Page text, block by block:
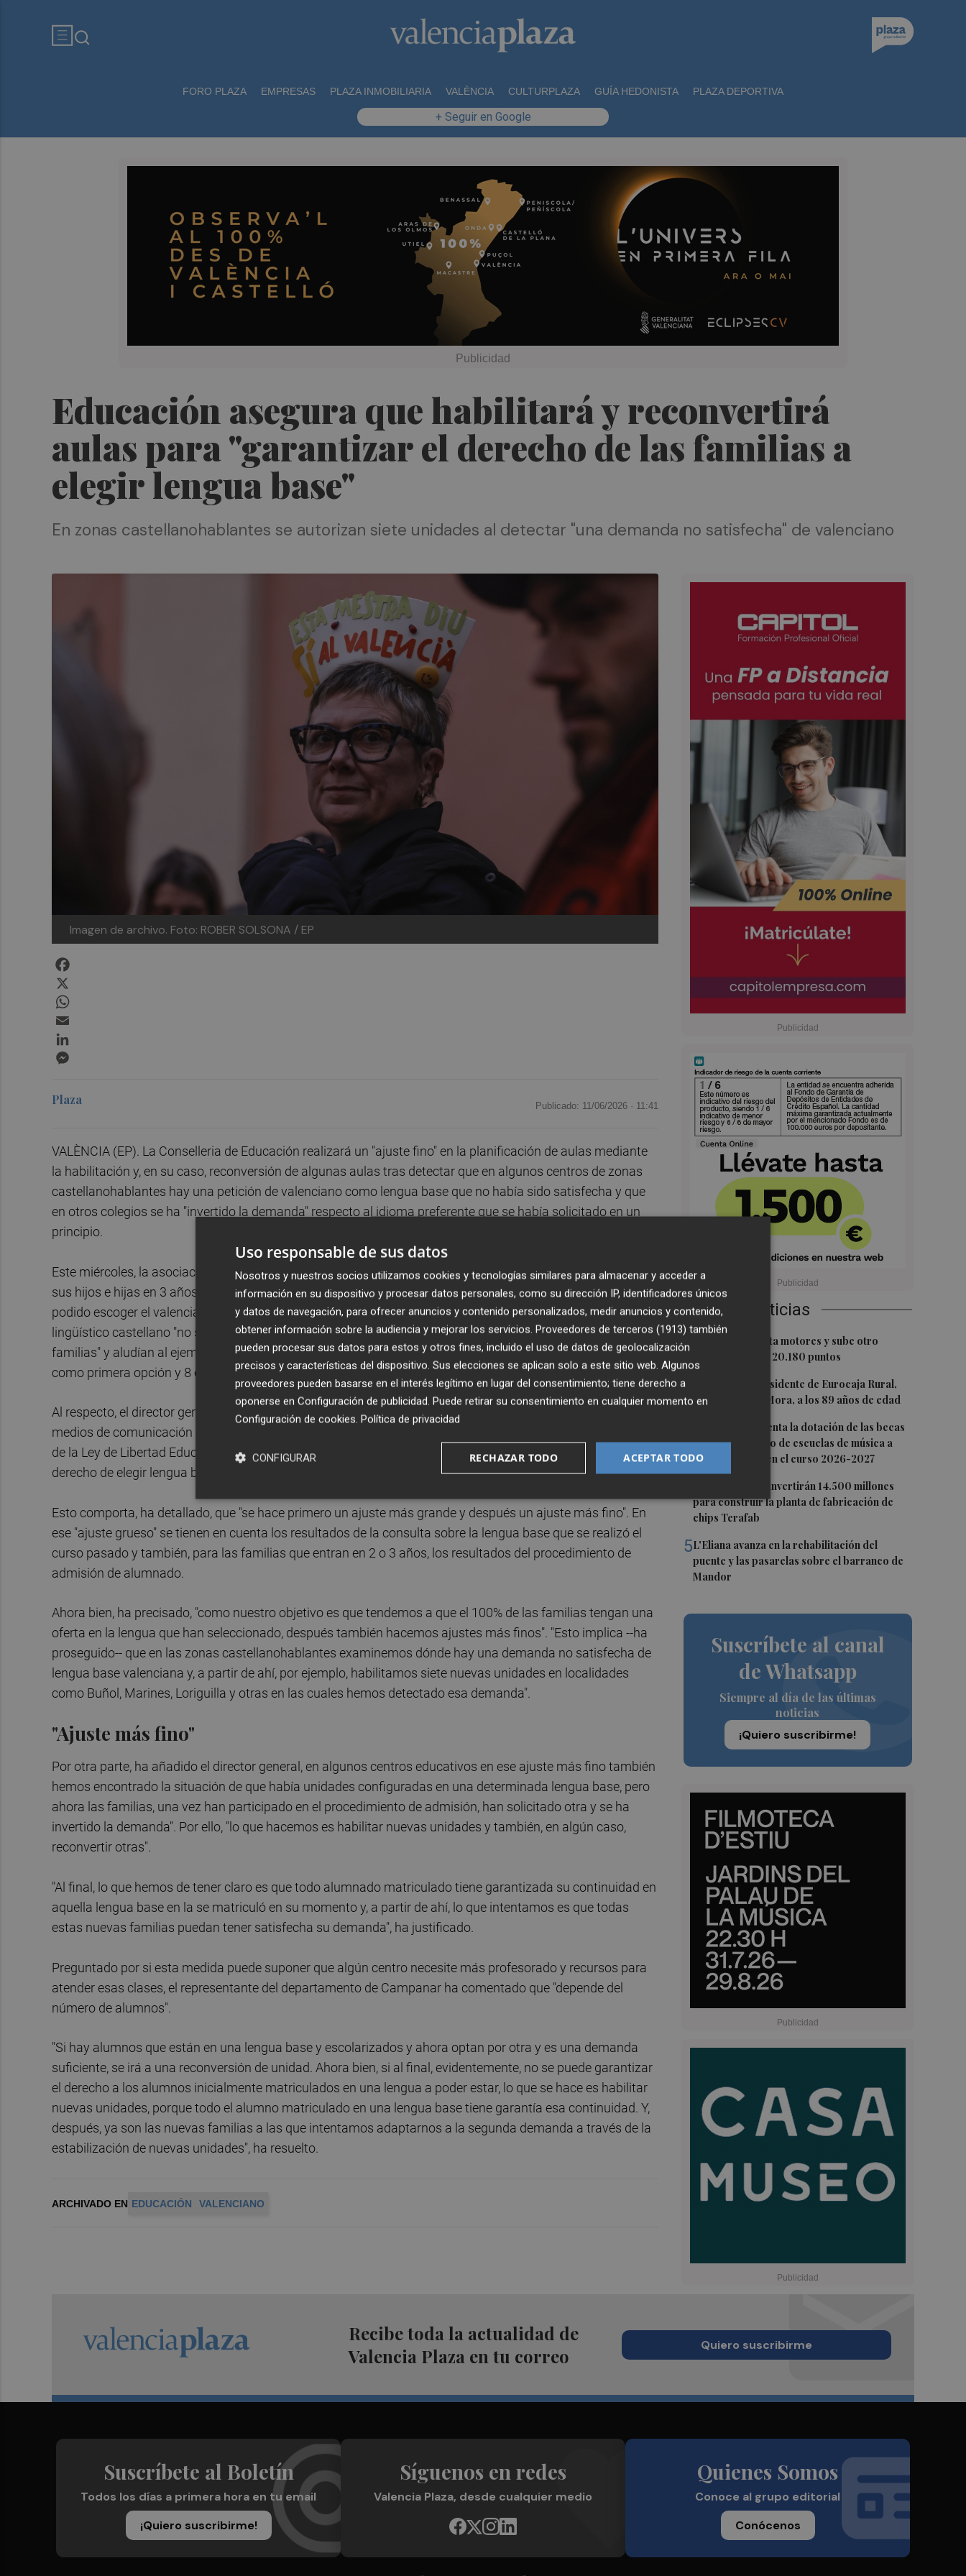
FORO PLAZA EMPRESAS PLAZA INMOBILIARIA VALÈNCIA CULTURPLAZA GUÍA HEDONISTA PLAZA DEPORTIVA
+ Seguir en Google
Educación asegura que habilitará y reconvertirá
aulas para "garantizar el derecho de las familias a
elegir lengua base"
En zonas castellanohablantes se autorizan siete unidades al detectar "una demanda no satisfecha" de valenciano
Imagen de archivo. Foto: ROBER SOLSONA / EP
Últimas Noticias
1
El Ibex 35 aprieta motores y sube otro
0,62%, hasta los 20.180 puntos
2
Fallece el expresidente de Eurocaja Rural,
Andrés Gómez Mora, a los 89 años de edad
CaixaBank aumenta la dotación de las becas
para el alumnado de escuelas de música a
275.000 euros en el curso 2026-2027
Tesla y SpaceX invertirán 14.500 millones
para construir la planta de fabricación de
chips Terafab
5L'Eliana avanza en la rehabilitación del
puente y las pasarelas sobre el barranco de
Mandor
Suscríbete al canal
de Whatsapp
Siempre al día de las últimas
noticias
¡Quiero suscribirme!
Plaza Publicado: 11/06/2026 · 11:41
VALÈNCIA (EP). La Conselleria de Educación realizará un "ajuste fino" en la planificación de aulas mediante
la habilitación y, en su caso, reconversión de algunas aulas tras detectar que en algunos centros de zonas
castellanohablantes hay una petición de valenciano como lengua base que no había sido satisfecha y que
en otros colegios se ha "invertido la demanda" respecto al idioma preferente que se había solicitado en un
principio.
Este miércoles, la asociación Famílies pel Valencià aseguraba que "centenares de familias" que matriculan
sus hijos e hijas en 3 años en aquellos centros que ya tienen una aula de 2 años reclaman que "no han
podido escoger el valenciano como lengua base". También criticaba que en las zonas de predominio
lingüístico castellano "no se ha abierto ninguna aula en valenciano a pesar de ser la lengua escogida por las
familias" y aludían al ejemplo del CEIP San Luis de Buñol, donde 20 familias han escogido el valenciano
como primera opción y 8 el castellano.
Al respecto, el director general de Ordenación Educativa, Ignacio Martínez Arrue
medios de comunicación que la administración realiza todos los años una planificación lingüística derivada
de la Ley de Libertad Educativa y que siempre "está siempre al lado de cada familia en ese ejercicio de su
derecho de elegir lengua base".
Esto comporta, ha detallado, que "se hace primero un ajuste más grande y después un ajuste más fino". En
ese "ajuste grueso" se tienen en cuenta los resultados de la consulta sobre la lengua base que se realizó el
curso pasado y también, para las familias que entran en 2 o 3 años, los resultados del procedimiento de
admisión de alumnado.
Ahora bien, ha precisado, "como nuestro objetivo es que tendemos a que el 100% de las familias tengan una
oferta en la lengua que han seleccionado, después también hacemos ajustes más finos". "Esto implica --ha
proseguido-- que en las zonas castellanohablantes examinemos dónde hay una demanda no satisfecha de
lengua base valenciana y, a partir de ahí, por ejemplo, habilitamos siete nuevas unidades en localidades
como Buñol, Marines, Loriguilla y otras en las cuales hemos detectado esa demanda".
"Ajuste más fino"
Por otra parte, ha añadido el director general, en algunos centros educativos en ese ajuste más fino también
hemos encontrado la situación de que había unidades configuradas en una determinada lengua base, pero
ahora las familias, una vez han participado en el procedimiento de admisión, han solicitado otra y se ha
invertido la demanda". Por ello, "lo que hacemos es habilitar nuevas unidades y también, en algún caso,
reconvertir otras".
"Al final, lo que hemos de tener claro es que todo alumnado matriculado tiene garantizada su continuidad en
aquella lengua base en la se matriculó en su momento y, a partir de ahí, lo que intentamos es que todas
estas nuevas familias puedan tener satisfecha su demanda", ha justificado.
Preguntado por si esta medida puede suponer que algún centro necesite más profesorado y recursos para
atender esas clases, el representante del departamento de Campanar ha comentado que "depende del
número de alumnos".
"Si hay alumnos que están en una lengua base y escolarizados y ahora optan por otra y es una demanda
suficiente, se irá a una reconversión de unidad. Ahora bien, si al final, evidentemente, no se puede garantizar
el derecho a los alumnos inicialmente matriculados en una lengua a poder estar, lo que se hace es habilitar
nuevas unidades, porque todo el alumno matriculado en una lengua base tiene garantía esa continuidad. Y,
después, ya son las nuevas familias a las que intentamos adaptarnos a la segunda demanda a través de la
estabilización de nuevas unidades", ha resuelto.
ARCHIVADO EN EDUCACIÓN VALENCIANO
Recibe toda la actualidad de
Valencia Plaza en tu correo
Quiero suscribirme
Suscríbete al Boletín
Todos los días a primera hora en tu email
¡Quiero suscribirme!
Síguenos en redes
Valencia Plaza, desde cualquier medio
Quienes Somos
Conoce al grupo editorial
Conócenos
Uso responsable de sus datos
Nosotros y nuestros socios utilizamos cookies y tecnologías similares para almacenar y acceder a
información en su dispositivo y procesar datos personales, como su dirección IP, identificadores únicos
y datos de navegación, para ofrecer anuncios y contenido personalizados, medir anuncios y contenido,
obtener información sobre la audiencia y mejorar los servicios. Proveedores de terceros (1913) también
pueden procesar sus datos para estos y otros fines, incluido el uso de datos de geolocalización
precisos y características del dispositivo. Sus elecciones se aplican solo a este sitio web. Algunos
proveedores pueden basarse en el interés legítimo en lugar del consentimiento; tiene derecho a
oponerse en Configuración de publicidad. Puede retirar su consentimiento en cualquier momento en
Configuración de cookies. Política de privacidad
ACEPTAR TODO
RECHAZAR TODO
CONFIGURAR